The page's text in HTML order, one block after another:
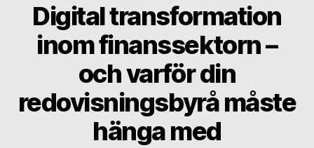
Digital transformation
inom finanssektorn –
och varför din
redovisningsbyrå måste
hänga med